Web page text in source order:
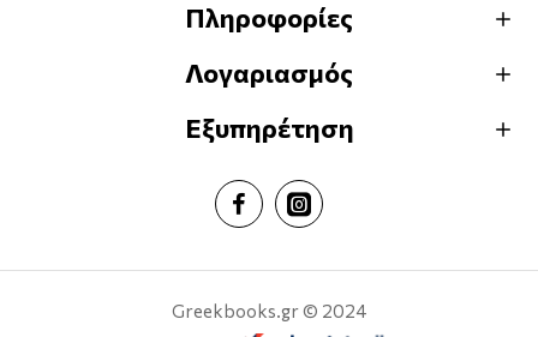
Πληροφορίες
Λογαριασμός
Εξυπηρέτηση
Greekbooks.gr © 2024